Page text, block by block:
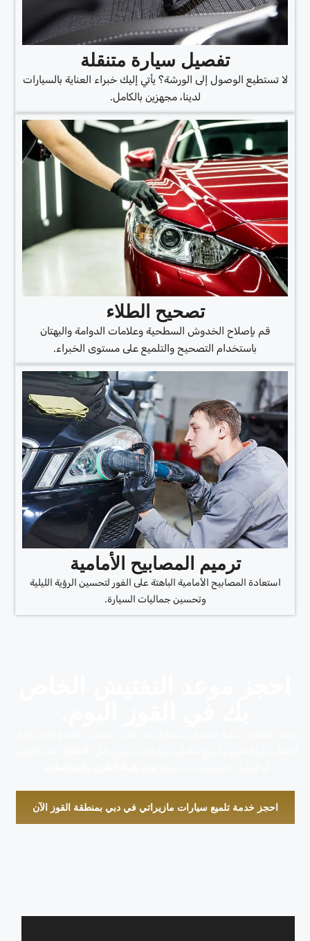
تفصيل سيارة متنقلة
لا تستطيع الوصول إلى الورشة؟ يأتي إليك خبراء العناية بالسيارات
لدينا، مجهزين بالكامل.
تصحيح الطلاء
قم بإصلاح الخدوش السطحية وعلامات الدوامة والبهتان
باستخدام التصحيح والتلميع على مستوى الخبراء.
ترميم المصابيح الأمامية
استعادة المصابيح الأمامية الباهتة على الفور لتحسين الرؤية الليلية
وتحسين جماليات السيارة.
احجز خدمة تلميع سيارات مازيراتي في دبي بمنطقة القوز الآن